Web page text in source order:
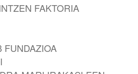
FAKTORIA
FUNDAZIOA